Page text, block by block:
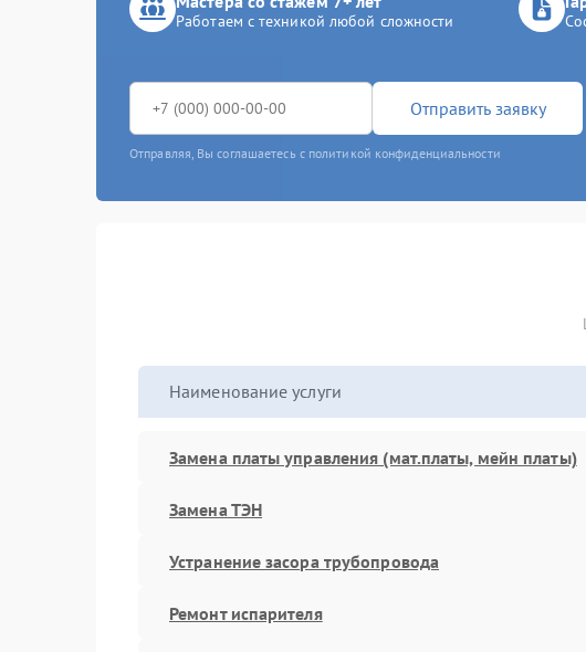
Работаем с техникой любой сложности
Отправить заявку
Отправляя, Вы соглашаетесь с политикой конфиденциальности
Наименование услуги
Замена платы управления (мат.платы, мейн платы)
Замена ТЭН
Устранение засора трубопровода
Ремонт испарителя